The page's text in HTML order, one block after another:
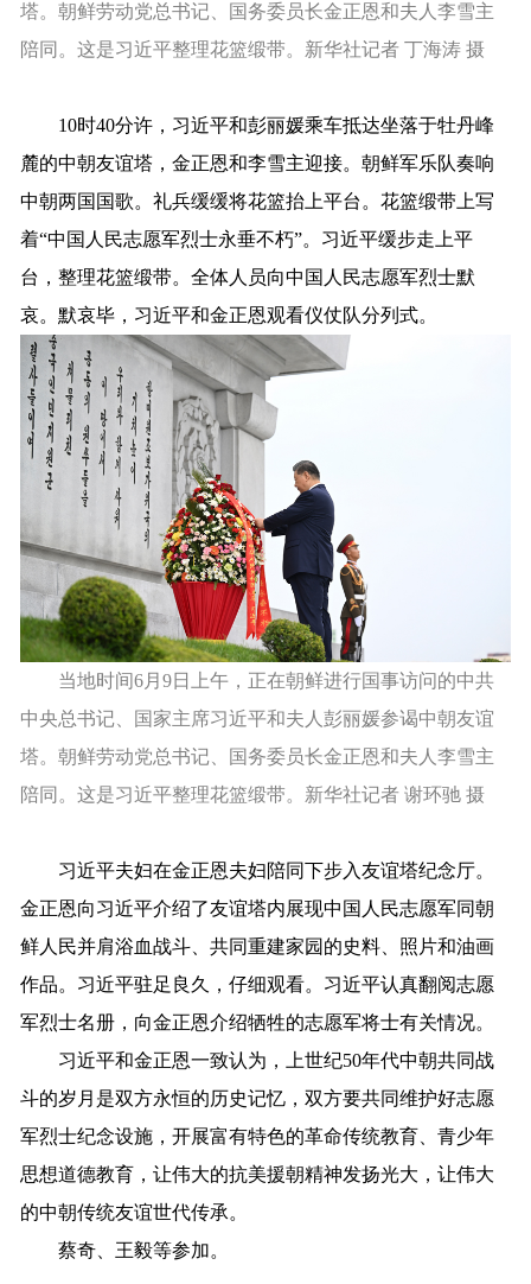
塔。朝鲜劳动党总书记、国务委员长金正恩和夫人李雪主
陪同。这是习近平整理花篮缎带。新华社记者 丁海涛 摄
10时40分许，习近平和彭丽媛乘车抵达坐落于牡丹峰
麓的中朝友谊塔，金正恩和李雪主迎接。朝鲜军乐队奏响
中朝两国国歌。礼兵缓缓将花篮抬上平台。花篮缎带上写
着“中国人民志愿军烈士永垂不朽”。习近平缓步走上平
台，整理花篮缎带。全体人员向中国人民志愿军烈士默
哀。默哀毕，习近平和金正恩观看仪仗队分列式。
当地时间6月9日上午，正在朝鲜进行国事访问的中共
中央总书记、国家主席习近平和夫人彭丽媛参谒中朝友谊
塔。朝鲜劳动党总书记、国务委员长金正恩和夫人李雪主
陪同。这是习近平整理花篮缎带。新华社记者 谢环驰 摄
习近平夫妇在金正恩夫妇陪同下步入友谊塔纪念厅。
金正恩向习近平介绍了友谊塔内展现中国人民志愿军同朝
鲜人民并肩浴血战斗、共同重建家园的史料、照片和油画
作品。习近平驻足良久，仔细观看。习近平认真翻阅志愿
军烈士名册，向金正恩介绍牺牲的志愿军将士有关情况。
习近平和金正恩一致认为，上世纪50年代中朝共同战
斗的岁月是双方永恒的历史记忆，双方要共同维护好志愿
军烈士纪念设施，开展富有特色的革命传统教育、青少年
思想道德教育，让伟大的抗美援朝精神发扬光大，让伟大
的中朝传统友谊世代传承。
蔡奇、王毅等参加。